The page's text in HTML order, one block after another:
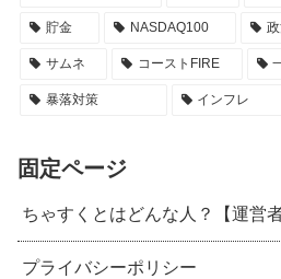
貯金 NASDAQ100
サムネ コーストFIRE
暴落対策 インフレ
固定ページ
ちゃすくとはどんな人？【運営者
プライバシーポリシー